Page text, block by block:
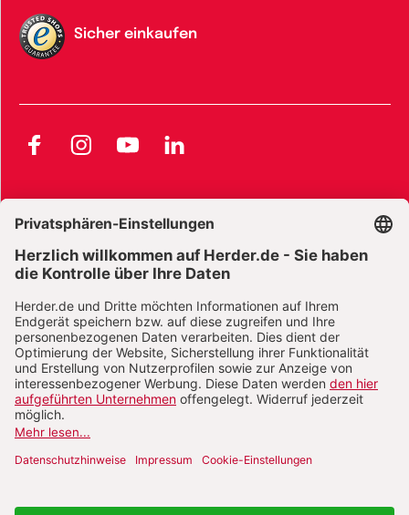
Sicher einkaufen
FacebookInstagramYouTubeLinkedIn
Widerrufsbelehrung E-Books
Widerrufsbelehrung Zeitschriften Datenschutz
Datenschutz Social Media Barrierefreiheit
Vertrag widerrufen